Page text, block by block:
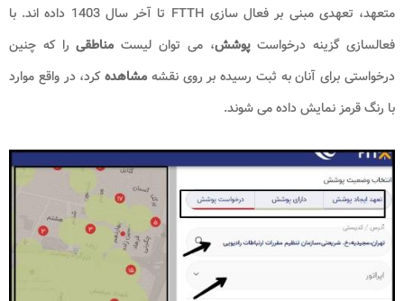
متعهد، تعهدی مبنی بر فعال سازی FTTH تا آخر سال 1403 داده اند. با
فعالسازی گزینه درخواستپوشش، می توان لیست مناطقی را که چنین
درخواستی برای آنان به ثبت رسیده بر روی نقشه مشاهدهکرد، در واقع موارد
با رنگ قرمز نمایش داده می شوند.